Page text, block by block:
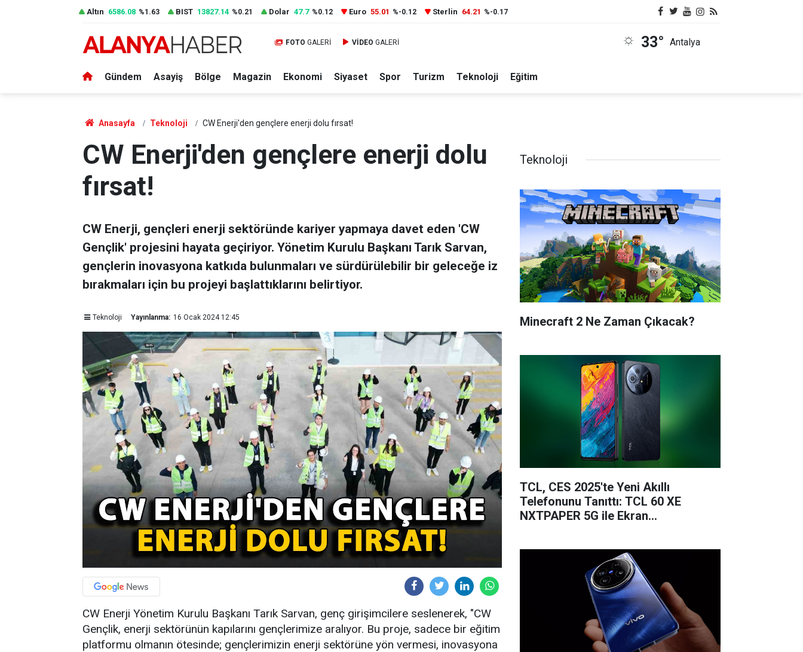
Altın 6586.08 %1.63 BIST 13827.14 %0.21 Dolar 47.7 %0.12 Euro 55.01 %-0.12 Sterlin 64.21 %-0.17
FOTO GALERİ VİDEO GALERİ 33° Antalya
Gündem Asayiş Bölge Magazin Ekonomi Siyaset Spor Turizm Teknoloji Eğitim
Anasayfa Teknoloji CW Enerji'den gençlere enerji dolu fırsat!
CW Enerji'den gençlere enerji dolu
fırsat!
CW Enerji, gençleri enerji sektöründe kariyer yapmaya davet eden 'CW
Gençlik' projesini hayata geçiriyor. Yönetim Kurulu Başkanı Tarık Sarvan,
gençlerin inovasyona katkıda bulunmaları ve sürdürülebilir bir geleceğe iz
bırakmaları için bu projeyi başlattıklarını belirtiyor.
Teknoloji Yayınlanma: 16 Ocak 2024 12:45
CW Enerji Yönetim Kurulu Başkanı Tarık Sarvan, genç girişimcilere seslenerek, "CW
Gençlik, enerji sektörünün kapılarını gençlerimize aralıyor. Bu proje, sadece bir eğitim
platformu olmanın ötesinde; gençlerimizin enerji sektörüne yön vermesi, inovasyona
Teknoloji
Minecraft 2 Ne Zaman Çıkacak?
TCL, CES 2025'te Yeni Akıllı
Telefonunu Tanıttı: TCL 60 XE
NXTPAPER 5G ile Ekran